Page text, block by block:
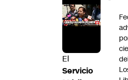
El
Servicio